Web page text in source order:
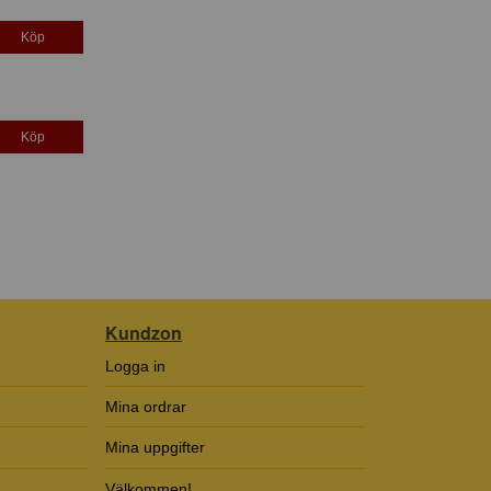
Köp
Köp
Kundzon
Logga in
Mina ordrar
Mina uppgifter